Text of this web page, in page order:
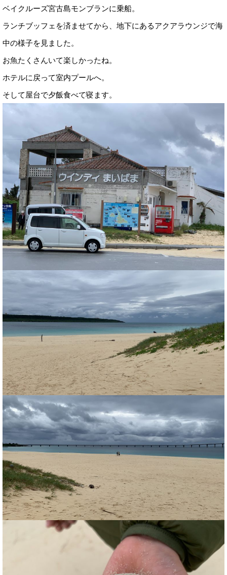
ベイクルーズ宮古島モンブランに乗船。
ランチブッフェを済ませてから、地下にあるアクアラウンジで海
中の様子を見ました。
お魚たくさんいて楽しかったね。
ホテルに戻って室内プールへ。
そして屋台で夕飯食べて寝ます。